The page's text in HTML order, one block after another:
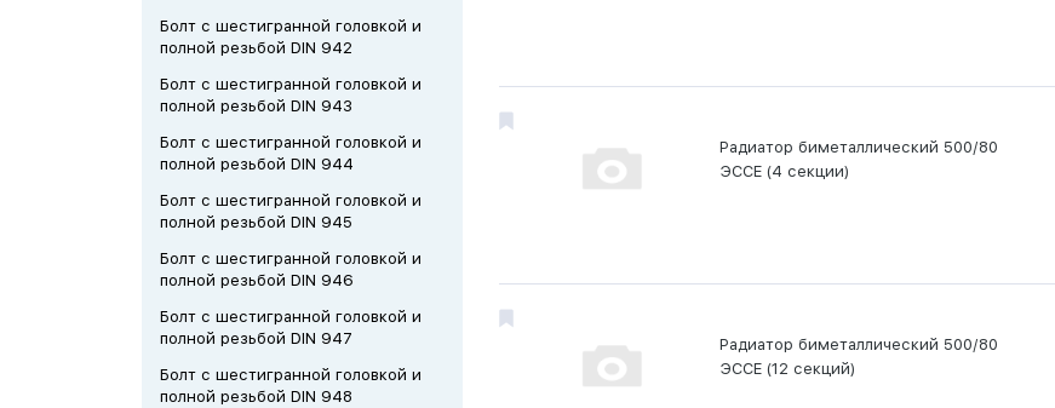
Болт с шестигранной головкой и
полной резьбой DIN 942
Болт с шестигранной головкой и
полной резьбой DIN 943
Болт с шестигранной головкой и
полной резьбой DIN 944
Болт с шестигранной головкой и
полной резьбой DIN 945
Болт с шестигранной головкой и
полной резьбой DIN 946
Болт с шестигранной головкой и
полной резьбой DIN 947
Болт с шестигранной головкой и
полной резьбой DIN 948
Радиатор биметаллический 500/80
ЭССЕ (4 секции)
Радиатор биметаллический 500/80
ЭССЕ (12 секций)